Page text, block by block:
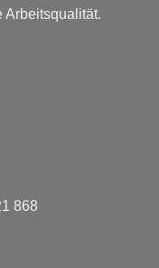
Arbeitsqualität.
868